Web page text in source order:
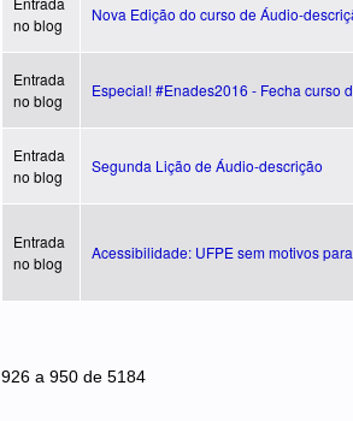
no blog
Nova Edição do curso de Áudio-
Entrada
no blog
Especial! #Enades2016 - Fecha curso
Entrada
no blog
Segunda Lição de Áudio-descrição
Entrada
no blog
Acessibilidade: UFPE sem motivos
926 a 950 de 5184